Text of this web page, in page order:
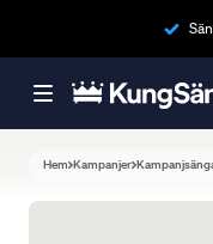
Hem Kampanjer